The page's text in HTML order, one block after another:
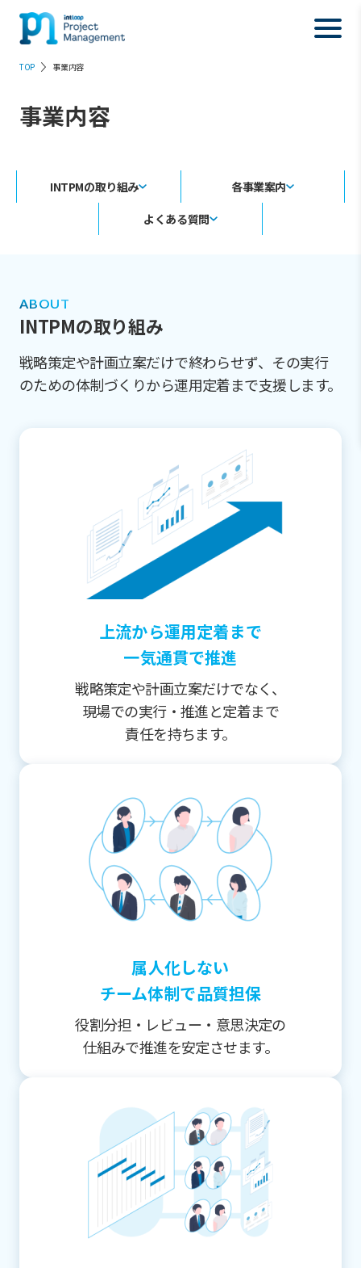
TOP 事業内容
事業内容
INTPMの取り組み
各事業案内
よくある質問
ABOUT
INTPMの取り組み
戦略策定や計画立案だけで終わらせず、その実行
のための体制づくりから運用定着まで支援します。
上流から運用定着まで
一気通貫で推進
戦略策定や計画立案だけでなく、
現場での実行・推進と定着まで
責任を持ちます。
属人化しない
チーム体制で品質担保
役割分担・レビュー・意思決定の
仕組みで推進を安定させます。